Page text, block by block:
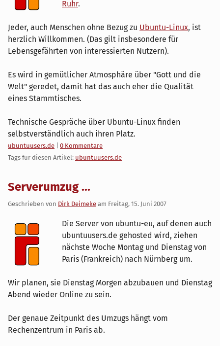
Ruhr.
Jeder, auch Menschen ohne Bezug zu Ubuntu-Linux, ist
herzlich Willkommen. (Das gilt insbesondere für
Lebensgefährten von interessierten Nutzern).
Es wird in gemütlicher Atmosphäre über "Gott und die
Welt" geredet, damit hat das auch eher die Qualität
eines Stammtisches.
Technische Gespräche über Ubuntu-Linux finden
selbstverständlich auch ihren Platz.
Kategorien:
ubuntuusers.de
0 Kommentare
Tags für diesen Artikel: ubuntuusers.de
Serverumzug ...
Geschrieben von Dirk Deimeke am Freitag, 15. Juni 2007
Die Server von ubuntu-eu, auf denen auch
ubuntuusers.de gehosted wird, ziehen
nächste Woche Montag und Dienstag von
Paris (Frankreich) nach Nürnberg um.
Wir planen, sie Dienstag Morgen abzubauen und Dienstag
Abend wieder Online zu sein.
Der genaue Zeitpunkt des Umzugs hängt vom
Rechenzentrum in Paris ab.